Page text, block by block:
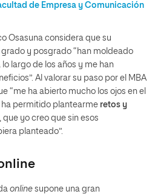
de Empresa y Comunicación
Osasuna considera que su
y posgrado “han moldeado
largo de los años y me han
Al valorar su paso por el MBA
“me ha abierto mucho los ojos en el
permitido plantearme retos y
, que yo creo que sin esos
planteado”.
online supone una gran